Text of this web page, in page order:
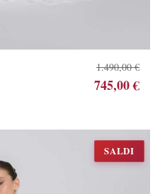
1.490,00 €
745,00 €
SALDI